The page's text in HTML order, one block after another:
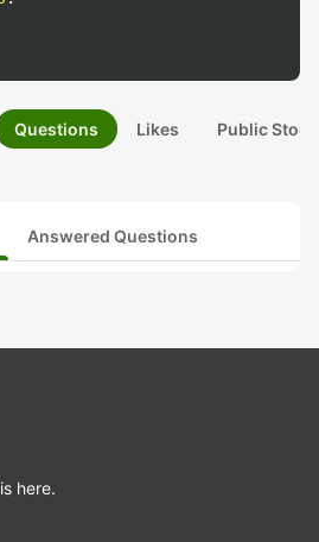
Questions Likes Public
Answered Questions
here.